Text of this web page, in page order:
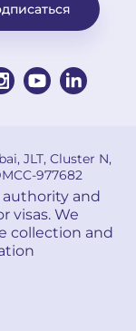
JLT, Cluster N,
977682
and
visas. We
collection and